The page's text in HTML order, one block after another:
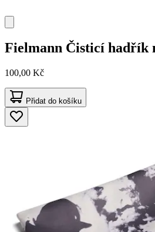
Fielmann Čisticí hadřík
100,00 Kč
Přidat do košíku